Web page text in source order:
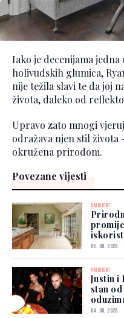
Iako je decenijama
holivudskih glumica,
nije težila slavi te da joj
života, daleko od
Upravo zato mnogi
odražava njen stil života
okružena prirodom.
Povezane vijesti
AMBIJENT
05. 08. 2026.
AMBIJENT
Justin i
stan
04. 08. 2026.